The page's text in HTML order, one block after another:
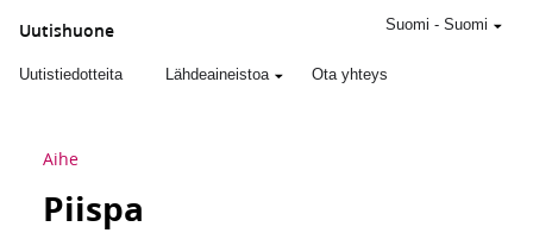
Uutishuone
Uutistiedotteita Lähdeaineistoa Ota yhteys
Suomi - Suomi
Aihe
Piispa